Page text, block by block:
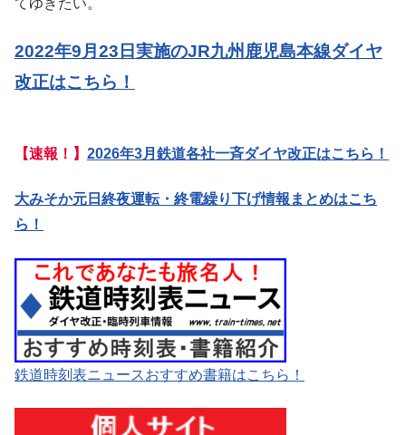
2022年9月23日実施のJR九州鹿児島本線ダイヤ
改正はこちら！
【速報！】 2026年3月鉄道各社一斉ダイヤ改正はこちら！
大みそか元日終夜運転・終電繰り下げ情報まとめはこち
ら！
鉄道時刻表ニュースおすすめ書籍はこちら！